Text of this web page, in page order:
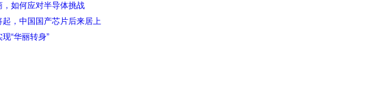
，如何应对半导体挑战
起，中国国产芯片后来居上
“华丽转身”